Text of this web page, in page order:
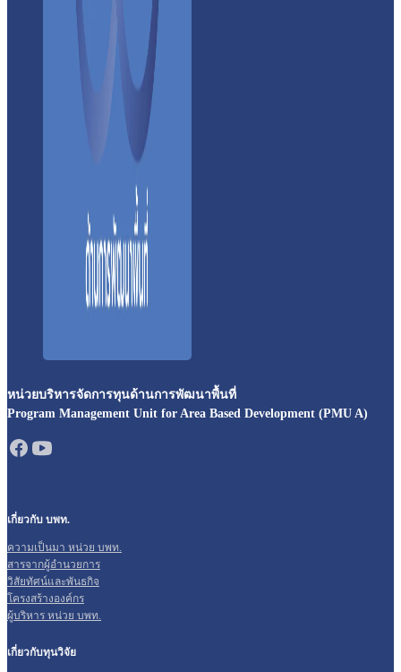
หน่วยบริหารจัดการทุนด้านการพัฒนาพื้นที่
Program Management Unit for Area Based Development (PMU A)
เกี่ยวกับ บพท.
ความเป็นมา หน่วย บพท.
สารจากผู้อำนวยการ
วิสัยทัศน์และพันธกิจ
โครงสร้างองค์กร
ผู้บริหาร หน่วย บพท.
เกี่ยวกับทุนวิจัย